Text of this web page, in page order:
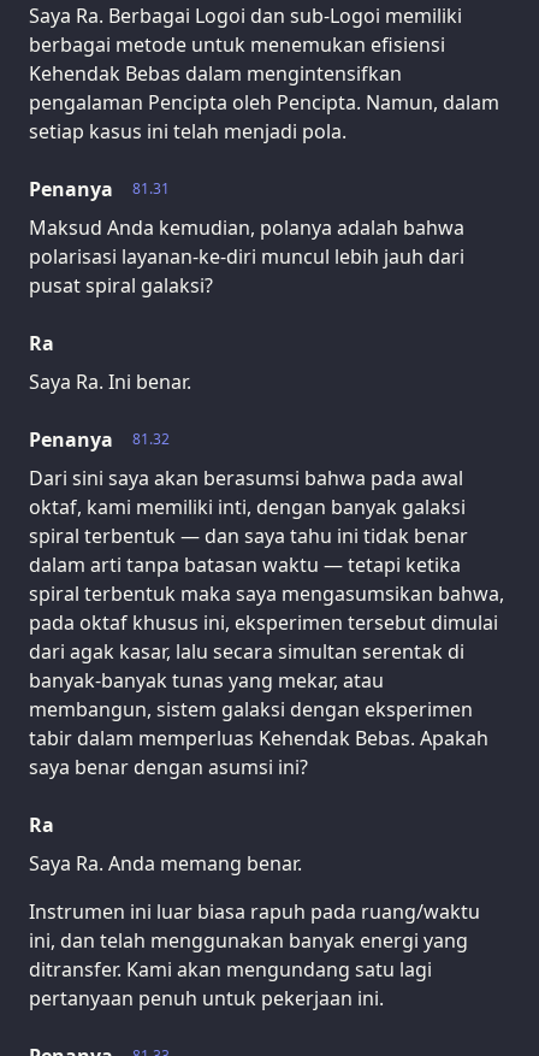
Saya Ra. Berbagai Logoi dan sub-Logoi memiliki
berbagai metode untuk menemukan efisiensi
Kehendak Bebas dalam mengintensifkan
pengalaman Pencipta oleh Pencipta. Namun, dalam
setiap kasus ini telah menjadi pola.
81.31
Penanya
Maksud Anda kemudian, polanya adalah bahwa
polarisasi layanan-ke-diri muncul lebih jauh dari
pusat spiral galaksi?
Ra
Saya Ra. Ini benar.
81.32
Penanya
Dari sini saya akan berasumsi bahwa pada awal
oktaf, kami memiliki inti, dengan banyak galaksi
spiral terbentuk — dan saya tahu ini tidak benar
dalam arti tanpa batasan waktu — tetapi ketika
spiral terbentuk maka saya mengasumsikan bahwa,
pada oktaf khusus ini, eksperimen tersebut dimulai
dari agak kasar, lalu secara simultan serentak di
banyak-banyak tunas yang mekar, atau
membangun, sistem galaksi dengan eksperimen
tabir dalam memperluas Kehendak Bebas. Apakah
saya benar dengan asumsi ini?
Ra
Saya Ra. Anda memang benar.
Instrumen ini luar biasa rapuh pada ruang/waktu
ini, dan telah menggunakan banyak energi yang
ditransfer. Kami akan mengundang satu lagi
pertanyaan penuh untuk pekerjaan ini.